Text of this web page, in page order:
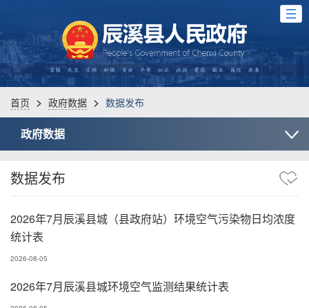
首页 > 政府数据 > 数据发布
政府数据
数据发布
2026年7月辰溪县城（县政府站）环境空气污染物日均浓度
统计表
2026-08-05
2026年7月辰溪县城环境空气监测结果统计表